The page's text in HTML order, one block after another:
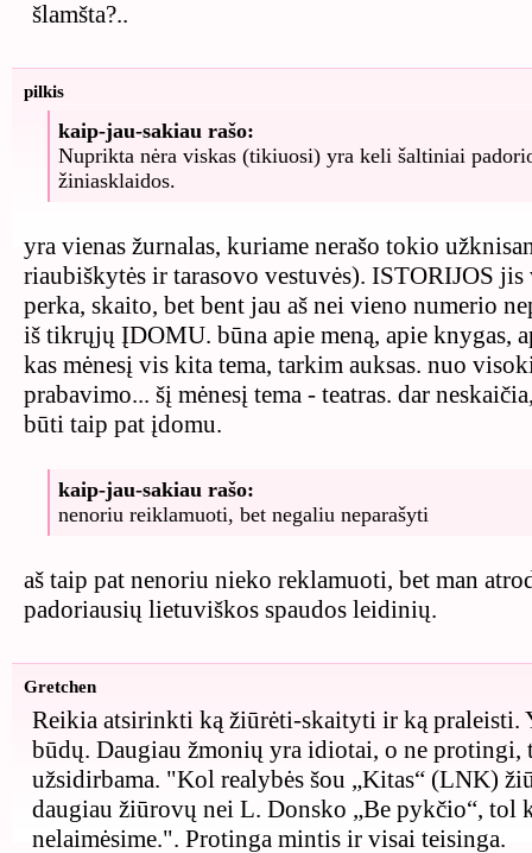
šlamšta?..
pilkis
kaip-jau-sakiau rašo:
Nuprikta nėra viskas (tikiuosi) yra keli šaltiniai
žiniasklaidos.
yra vienas žurnalas, kuriame nerašo tokio
riaubiškytės ir tarasovo vestuvės). ISTORIJOS jis
perka, skaito, bet bent jau aš nei vieno numerio
iš tikrųjų ĮDOMU. būna apie meną, apie knygas,
kas mėnesį vis kita tema, tarkim auksas. nuo
prabavimo... šį mėnesį tema - teatras. dar
būti taip pat įdomu.
kaip-jau-sakiau rašo:
nenoriu reiklamuoti, bet negaliu neparašyti
aš taip pat nenoriu nieko reklamuoti, bet man
padoriausių lietuviškos spaudos leidinių.
Gretchen
Reikia atsirinkti ką žiūrėti-skaityti ir ką
būdų. Daugiau žmonių yra idiotai, o ne
užsidirbama. "Kol realybės šou „Kitas“ (LNK)
daugiau žiūrovų nei L. Donsko „Be pykčio“, tol
nelaimėsime.". Protinga mintis ir visai teisinga.